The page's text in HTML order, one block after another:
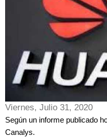
Viernes, Julio 31, 2020
Según un informe publicado
Canalys.